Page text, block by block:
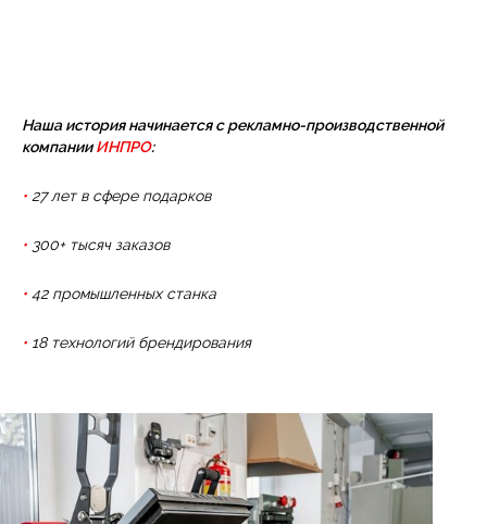
Наша история начинается с рекламно-производственной
компанииИНПРО:
• 27 лет в сфере подарков
• 300+ тысяч заказов
• 42 промышленных станка
• 18 технологий брендирования